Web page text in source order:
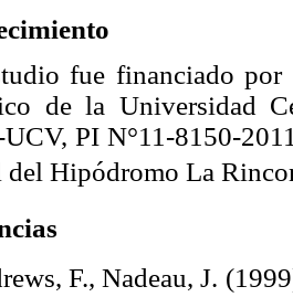
fue financiado
de la Universidad
PI N°11-8150-
Hipódromo La
F., Nadeau, J.